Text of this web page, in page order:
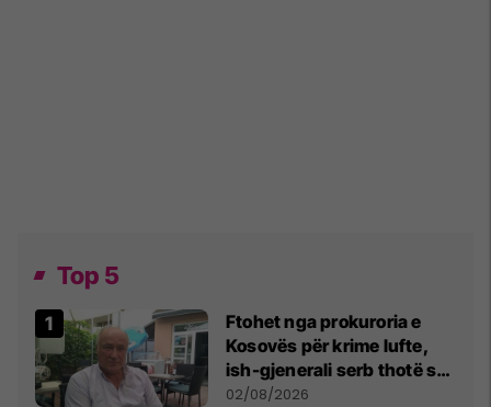
Top 5
Ftohet nga prokuroria e
Kosovës për krime lufte,
ish-gjenerali serb thotë se
dikush e tradhtoi në
02/08/2026